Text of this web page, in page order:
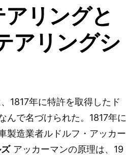
リングと
アリングシ
1817年に特許を取得したド
んで名づけられた。1817年に
製造業者ルドルフ・アッカー
アッカーマンの原理は、19